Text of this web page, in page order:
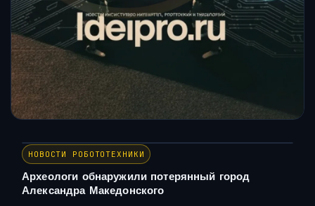
НОВОСТИ РОБОТОТЕХНИКИ
Археологи обнаружили потерянный город
Александра Македонского